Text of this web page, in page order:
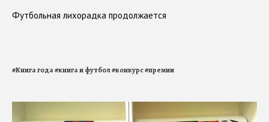
Футбольная лихорадка продолжается
#Книга года#книга и футбол#конкурс#премии